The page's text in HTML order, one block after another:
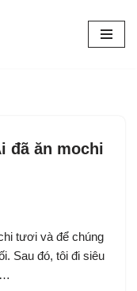
đã ăn mochi
tươi và để chúng
Sau đó, tôi đi siêu